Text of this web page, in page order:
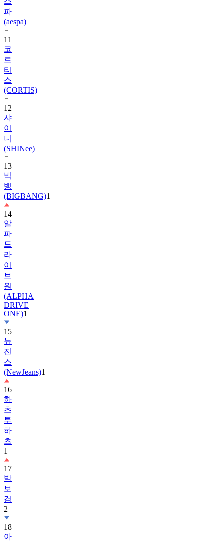
파
(aespa)
11
코
르
티
스
(CORTIS)
12
샤
이
니
(SHINee)
13
빅
뱅
(BIGBANG)1
14
알
파
드
라
이
브
원
(ALPHA
DRIVE
ONE)1
15
뉴
진
스
(NewJeans)1
16
하
츠
투
하
츠
1
17
박
보
검
2
18
아